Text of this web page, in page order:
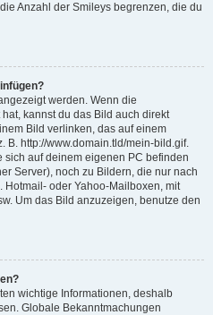
Anzahl der Smileys begrenzen, die du
werden. Wenn die
kannst du das Bild auch direkt
Bild verlinken, das auf einem
B. http://www.domain.tld/mein-bild.gif.
sich auf deinem eigenen PC befinden
Server), noch zu Bildern, die nur nach
Hotmail- oder Yahoo-Mailboxen, mit
Um das Bild anzuzeigen, benutze den
wichtige Informationen, deshalb
Globale Bekanntmachungen